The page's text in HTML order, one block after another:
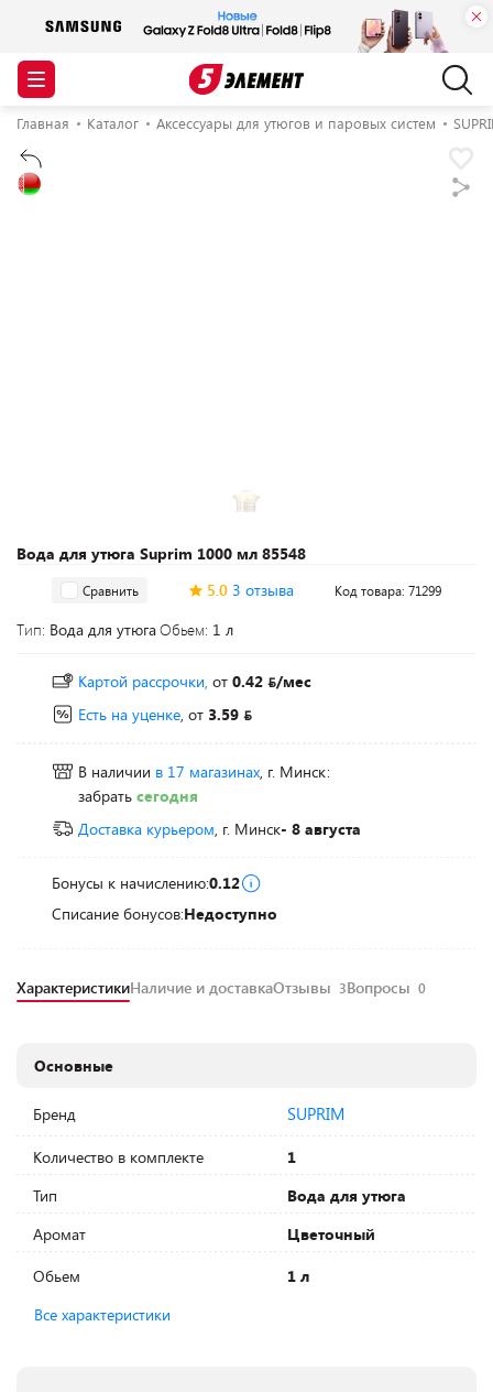
Главная Каталог Аксессуары для утюгов и паровых систем
Вода для утюга Suprim 1000 мл 85548
Сравнить 5.0 3 отзыва Код товара: 71299
Тип: Вода для утюгаОбьем: 1 л
Картой рассрочки, от 0.42
/мес
Есть на уценке, от 3.59
В наличии в 17 магазинах, г. Минск:
забрать сегодня
Доставка курьером, г. Минск- 8 августа
Бонусы к начислению:0.12
Списание бонусов:Недоступно
ХарактеристикиНаличие и доставкаОтзывы 3Вопросы 0
Основные
Бренд SUPRIM
Количество в комплекте
1
Тип
Вода для утюга
Аромат
Цветочный
Обьем
1 л
Все характеристики